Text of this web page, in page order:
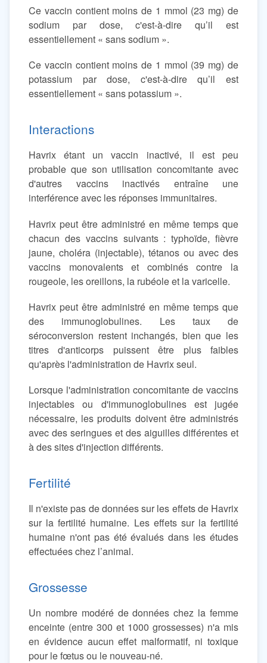
Ce vaccin contient moins de 1 mmol (23 mg) de
sodium par dose, c'est-à-dire qu’il est
essentiellement « sans sodium ».
Ce vaccin contient moins de 1 mmol (39 mg) de
potassium par dose, c'est-à-dire qu’il est
essentiellement « sans potassium ».
Interactions
Havrix étant un vaccin inactivé, il est peu
probable que son utilisation concomitante avec
d'autres vaccins inactivés entraîne une
interférence avec les réponses immunitaires.
Havrix peut être administré en même temps que
chacun des vaccins suivants : typhoïde, fièvre
jaune, choléra (injectable), tétanos ou avec des
vaccins monovalents et combinés contre la
rougeole, les oreillons, la rubéole et la varicelle.
Havrix peut être administré en même temps que
des immunoglobulines. Les taux de
séroconversion restent inchangés, bien que les
titres d'anticorps puissent être plus faibles
qu'après l'administration de Havrix seul.
Lorsque l'administration concomitante de vaccins
injectables ou d'immunoglobulines est jugée
nécessaire, les produits doivent être administrés
avec des seringues et des aiguilles différentes et
à des sites d'injection différents.
Fertilité
Il n'existe pas de données sur les effets de Havrix
sur la fertilité humaine. Les effets sur la fertilité
humaine n'ont pas été évalués dans les études
effectuées chez l’animal.
Grossesse
Un nombre modéré de données chez la femme
enceinte (entre 300 et 1000 grossesses) n'a mis
en évidence aucun effet malformatif, ni toxique
pour le fœtus ou le nouveau-né.